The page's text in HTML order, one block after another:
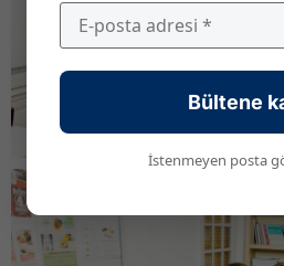
Bültene
İstenmeyen posta